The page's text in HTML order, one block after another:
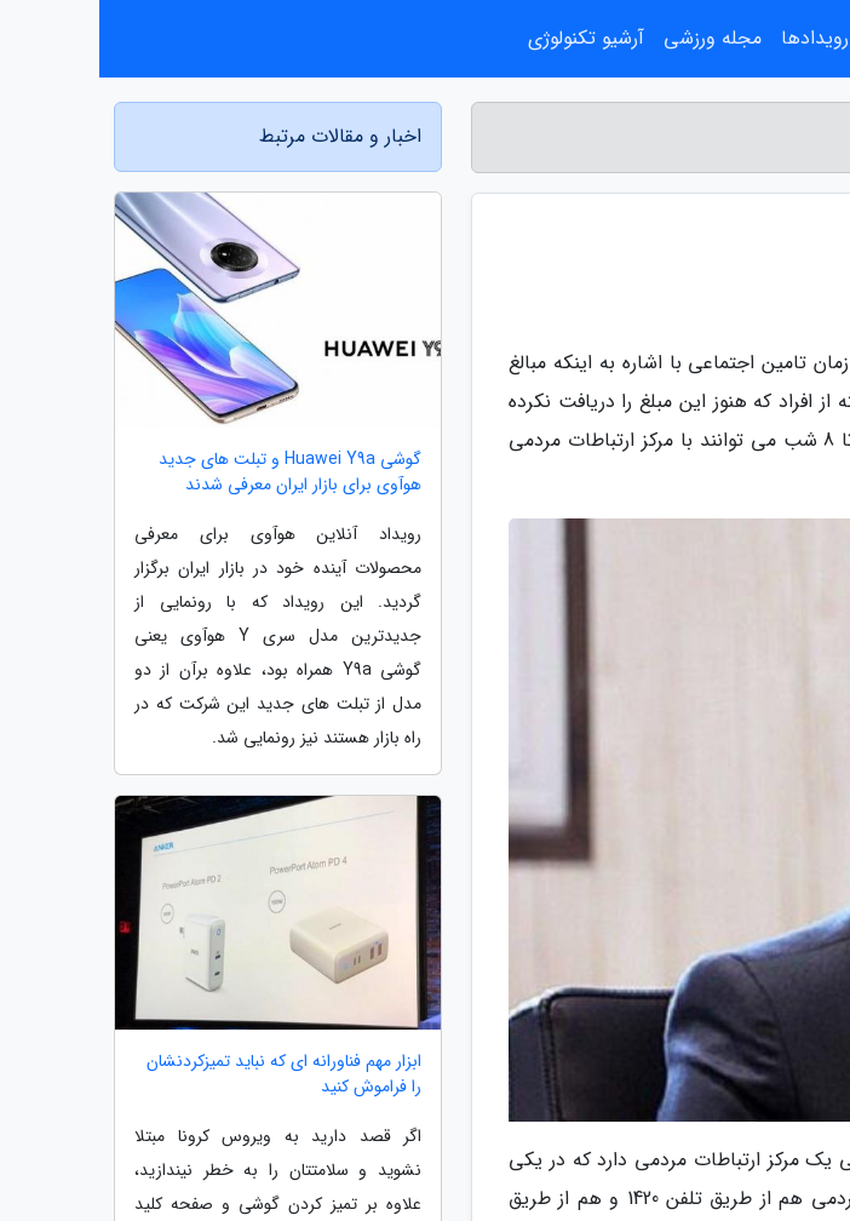
تامین اجتماعی با اشاره به اینکه مبالغ
افراد که هنوز این مبلغ را دریافت نکرده
اند گفت: بیمه شدگان در صورت سوال و هر مسئله ای در ساعات اداری و حتی تا 8 شب می توانند با مرکز ارتباطات مردمی
یک مرکز ارتباطات مردمی دارد که در یکی
دوسال اخیر با رویه جدیدی شروع به کار کرده است گفت: این مرکز ارتباطات مردمی هم از طریق تلفن 1420 و هم از طریق
اخبار و مقالات مرتبط
گوشی Huawei Y9a و تبلت های جدید
هوآوی برای بازار ایران معرفی شدند
رویداد آنلاین هوآوی برای معرفی
محصولات آینده خود در بازار ایران برگزار
گردید. این رویداد که با رونمایی از
جدیدترین مدل سری Y هوآوی یعنی
گوشی Y9a همراه بود، علاوه برآن از دو
مدل از تبلت های جدید این شرکت که در
راه بازار هستند نیز رونمایی شد.
ابزار مهم فناورانه ای که نباید تمیزکردنشان
را فراموش کنید
اگر قصد دارید به ویروس کرونا مبتلا
نشوید و سلامتتان را به خطر نیندازید،
علاوه بر تمیز کردن گوشی و صفحه کلید
مجله ورزشی آرشیو تکنولوژی